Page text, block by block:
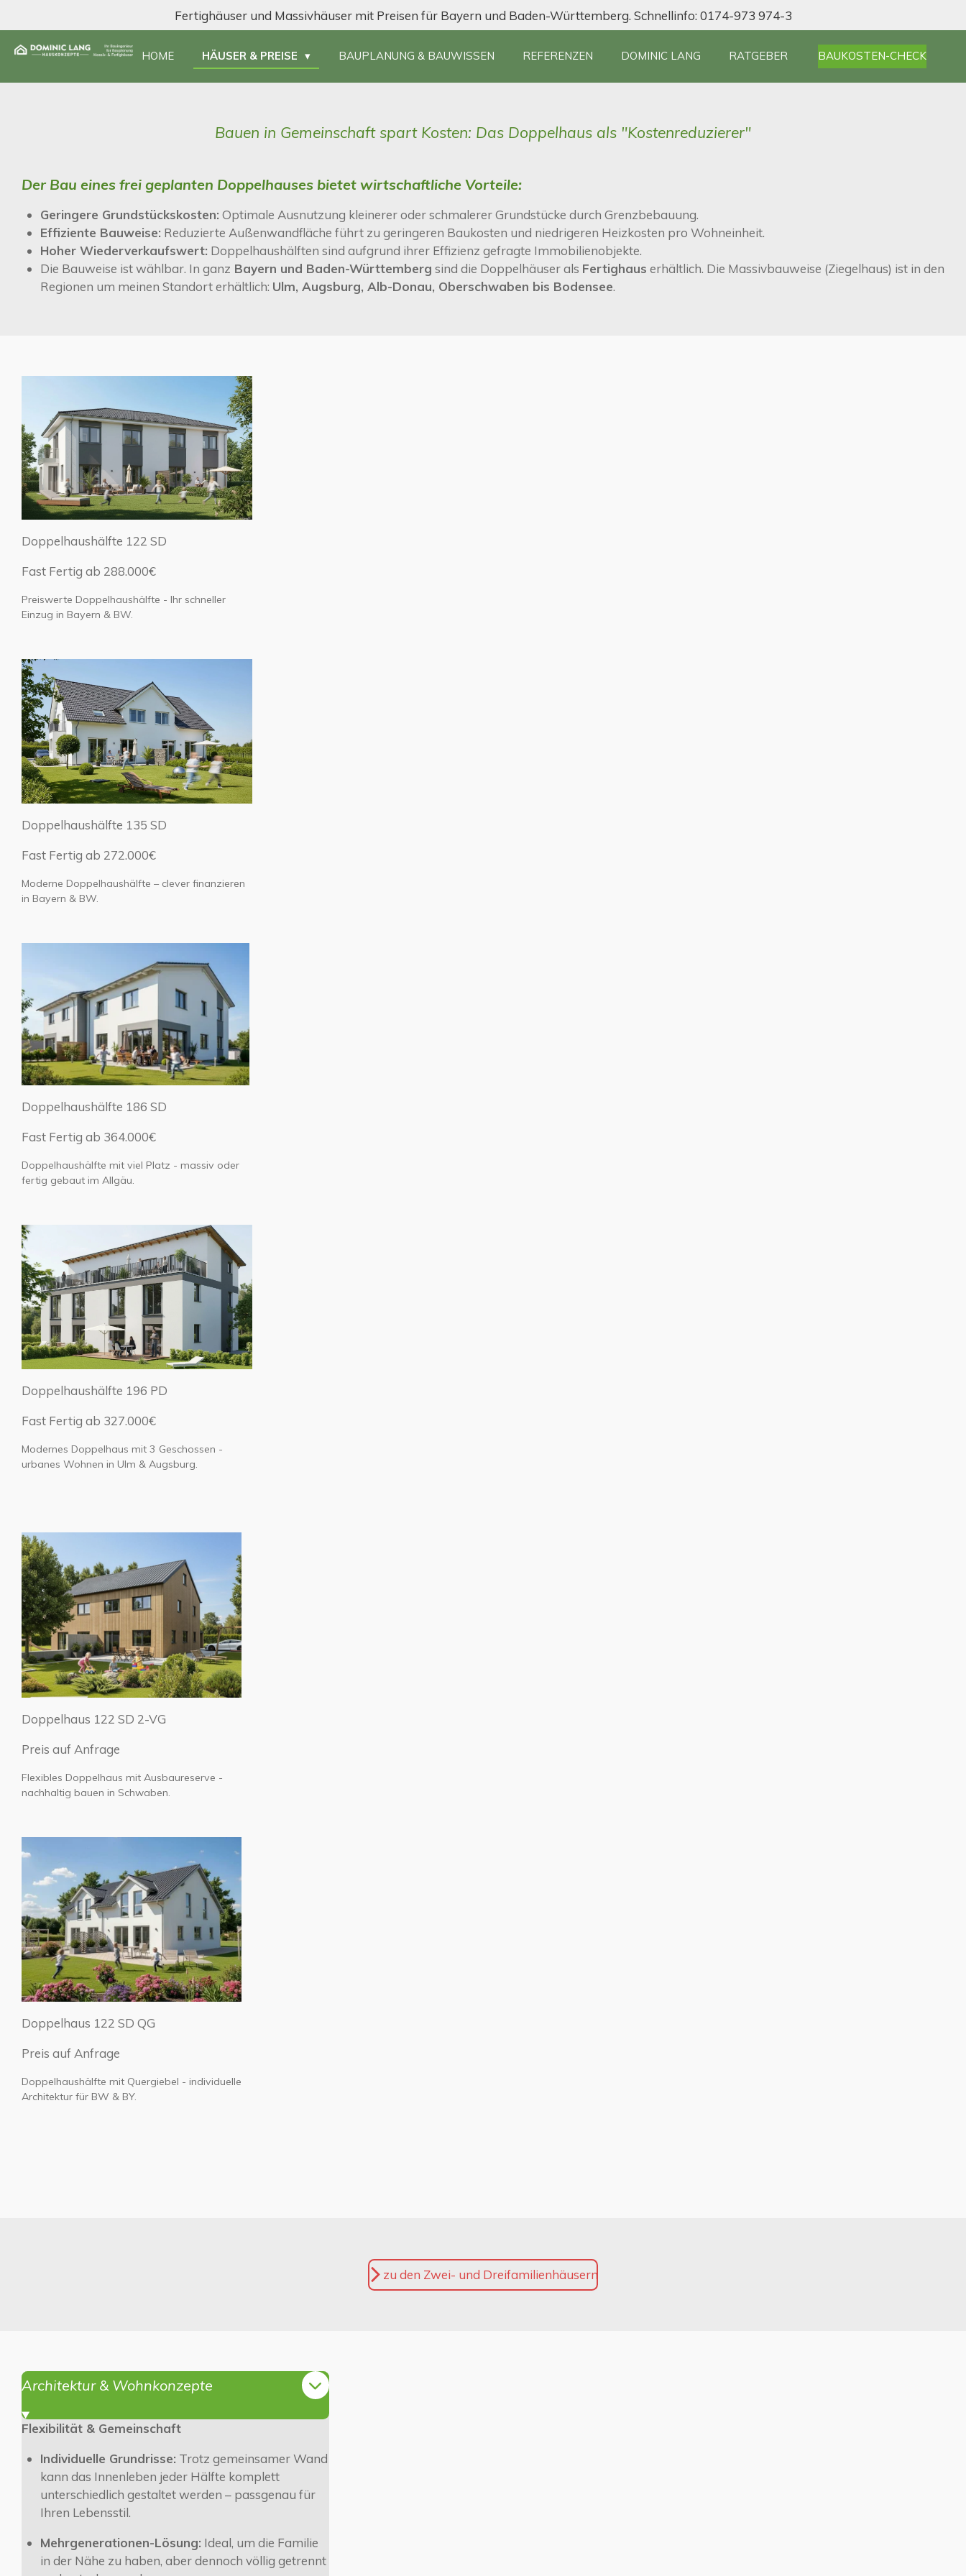
Hauptinhalt
springen
Fertighäuser und Massivhäuser mit Preisen für Bayern und Baden-Württemberg. Schnellinfo: 0174-973 974-3
HOME HÄUSER & PREISE BAUPLANUNG & BAUWISSEN REFERENZEN DOMINIC LANG RATGEBER BAUKOSTEN-CHECK
Bauen in Gemeinschaft spart Kosten: Das Doppelhaus als "Kostenreduzierer"
Der Bau eines frei geplanten Doppelhauses bietet wirtschaftliche Vorteile:
Geringere Grundstückskosten: Optimale Ausnutzung kleinerer oder schmalerer Grundstücke durch Grenzbebauung.
Effiziente Bauweise: Reduzierte Außenwandfläche führt zu geringeren Baukosten und niedrigeren Heizkosten pro Wohneinheit.
Hoher Wiederverkaufswert: Doppelhaushälften sind aufgrund ihrer Effizienz gefragte Immobilienobjekte.
Die Bauweise ist wählbar. In ganz Bayern und Baden-Württemberg sind die Doppelhäuser als Fertighaus erhältlich. Die Massivbauweise (Ziegelhaus) ist in den
Regionen um meinen Standort erhältlich: Ulm, Augsburg, Alb-Donau, Oberschwaben bis Bodensee.
Doppelhaushälfte 122 SD
Fast Fertig ab 288.000€
Preiswerte Doppelhaushälfte - Ihr schneller
Einzug in Bayern & BW.
Doppelhaushälfte 135 SD
Fast Fertig ab 272.000€
Moderne Doppelhaushälfte – clever finanzieren
in Bayern & BW.
Doppelhaushälfte 186 SD
Fast Fertig ab 364.000€
Doppelhaushälfte mit viel Platz - massiv oder
fertig gebaut im Allgäu.
Doppelhaushälfte 196 PD
Fast Fertig ab 327.000€
Modernes Doppelhaus mit 3 Geschossen -
urbanes Wohnen in Ulm & Augsburg.
Doppelhaus 122 SD 2-VG
Preis auf Anfrage
Flexibles Doppelhaus mit Ausbaureserve -
nachhaltig bauen in Schwaben.
Doppelhaus 122 SD QG
Preis auf Anfrage
Doppelhaushälfte mit Quergiebel - individuelle
Architektur für BW & BY.
zu den Zwei- und Dreifamilienhäusern
Architektur & Wohnkonzepte
Flexibilität & Gemeinschaft
Individuelle Grundrisse: Trotz gemeinsamer Wand
kann das Innenleben jeder Hälfte komplett
unterschiedlich gestaltet werden – passgenau für
Ihren Lebensstil.
Mehrgenerationen-Lösung: Ideal, um die Familie
in der Nähe zu haben, aber dennoch völlig getrennt